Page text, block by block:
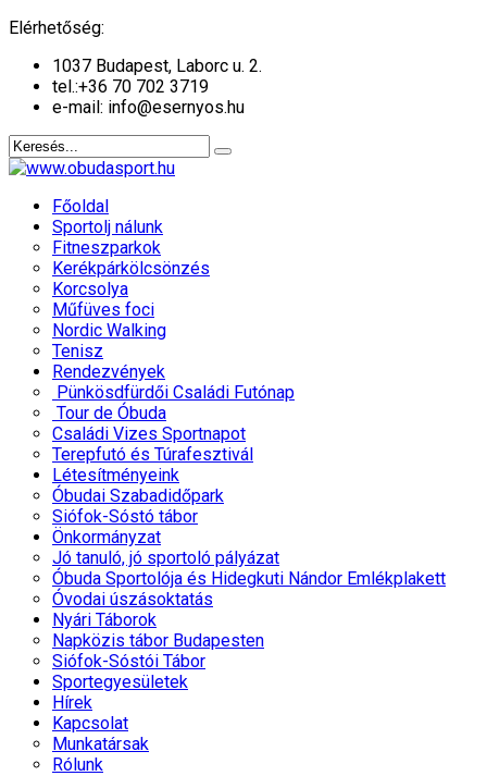
Elérhetőség:
1037 Budapest, Laborc u. 2.
tel.:+36 70 702 3719
e-mail: info@esernyos.hu
Főoldal
Sportolj nálunk
Fitneszparkok
Kerékpárkölcsönzés
Korcsolya
Műfüves foci
Nordic Walking
Tenisz
Rendezvények
Pünkösdfürdői Családi Futónap
Tour de Óbuda
Családi Vizes Sportnapot
Terepfutó és Túrafesztivál
Létesítményeink
Óbudai Szabadidőpark
Siófok-Sóstó tábor
Önkormányzat
Jó tanuló, jó sportoló pályázat
Óbuda Sportolója és Hidegkuti Nándor Emlékplakett
Óvodai úszásoktatás
Nyári Táborok
Napközis tábor Budapesten
Siófok-Sóstói Tábor
Sportegyesületek
Hírek
Kapcsolat
Munkatársak
Rólunk
év
hónap
év
hónap